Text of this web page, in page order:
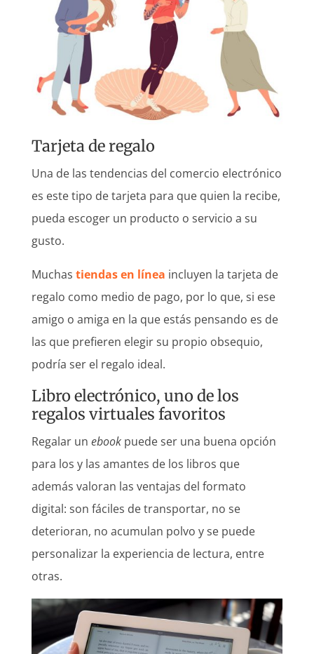
Tarjeta de regalo
Una de las tendencias del comercio electrónico
es este tipo de tarjeta para que quien la recibe,
pueda escoger un producto o servicio a su
gusto.
Muchas tiendas en línea incluyen la tarjeta de
regalo como medio de pago, por lo que, si ese
amigo o amiga en la que estás pensando es de
las que prefieren elegir su propio obsequio,
podría ser el regalo ideal.
Libro electrónico, uno de los
regalos virtuales favoritos
Regalar un ebook puede ser una buena opción
para los y las amantes de los libros que
además valoran las ventajas del formato
digital: son fáciles de transportar, no se
deterioran, no acumulan polvo y se puede
personalizar la experiencia de lectura, entre
otras.